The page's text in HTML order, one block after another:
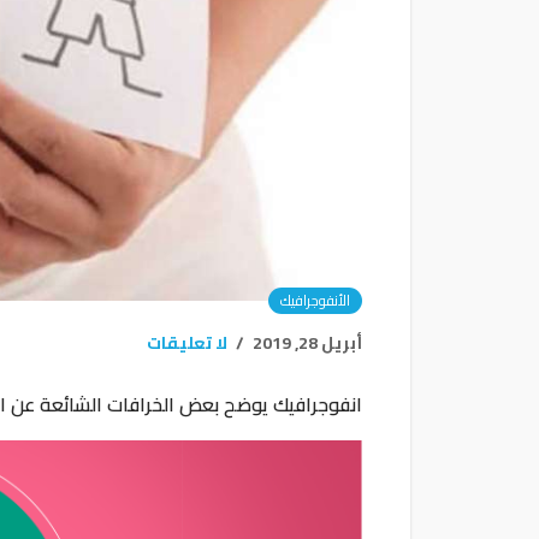
الأنفوجرافيك
أبريل 28, 2019 لا تعليقات
انفوجرافيك يوضح بعض الخرافات الشائعة عن